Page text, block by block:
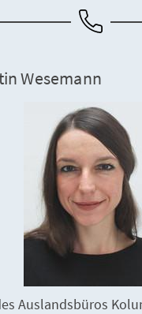
Wesemann
Auslandsbüros